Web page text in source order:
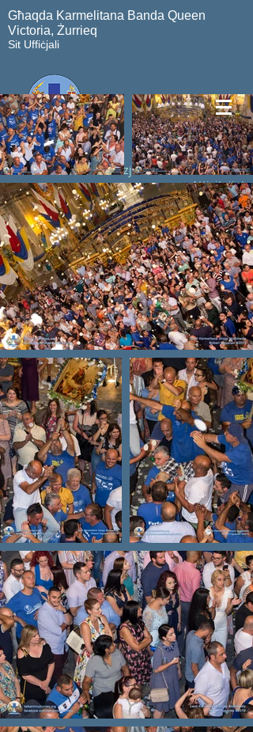
Għaqda Karmelitana Banda Queen
Victoria, Żurrieq
Sit Uffiċjali
Amministrazzjoni
Kuntatt
Attivitajiet